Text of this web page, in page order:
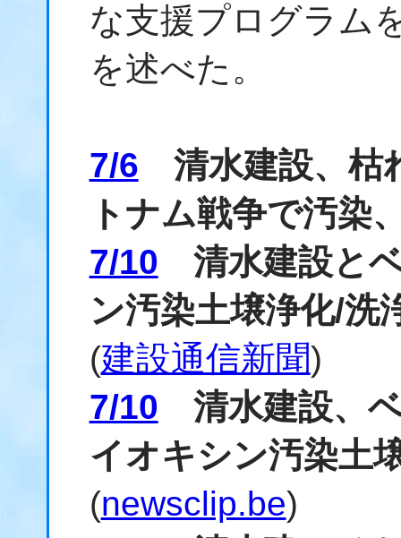
な支援プログラム
を述べた。
7/6 清水建設、枯
トナム戦争で汚染
7/10 清水建設と
ン汚染土壌浄化/洗
(建設通信新聞)
7/10 清水建設、
イオキシン汚染土
(newsclip.be)